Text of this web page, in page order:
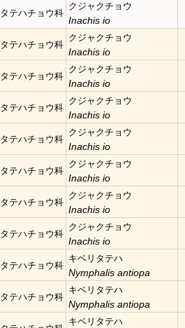
タテハチョウ科
クジャクチョウ
Inachis io
タテハチョウ科
クジャクチョウ
Inachis io
タテハチョウ科
クジャクチョウ
Inachis io
タテハチョウ科
クジャクチョウ
Inachis io
タテハチョウ科
クジャクチョウ
Inachis io
タテハチョウ科
クジャクチョウ
Inachis io
タテハチョウ科
クジャクチョウ
Inachis io
タテハチョウ科
クジャクチョウ
Inachis io
タテハチョウ科
キベリタテハ
Nymphalis antiopa
タテハチョウ科
キベリタテハ
Nymphalis antiopa
キベリタテハ